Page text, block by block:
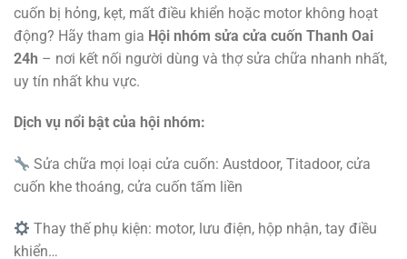
cuốn bị hỏng, kẹt, mất điều khiển hoặc motor không hoạt
động? Hãy tham gia Hội nhóm sửa cửa cuốn Thanh Oai
24h – nơi kết nối người dùng và thợ sửa chữa nhanh nhất,
uy tín nhất khu vực.
Dịch vụ nổi bật của hội nhóm:
Sửa chữa mọi loại cửa cuốn: Austdoor, Titadoor, cửa
cuốn khe thoáng, cửa cuốn tấm liền
Thay thế phụ kiện: motor, lưu điện, hộp nhận, tay điều
khiển…